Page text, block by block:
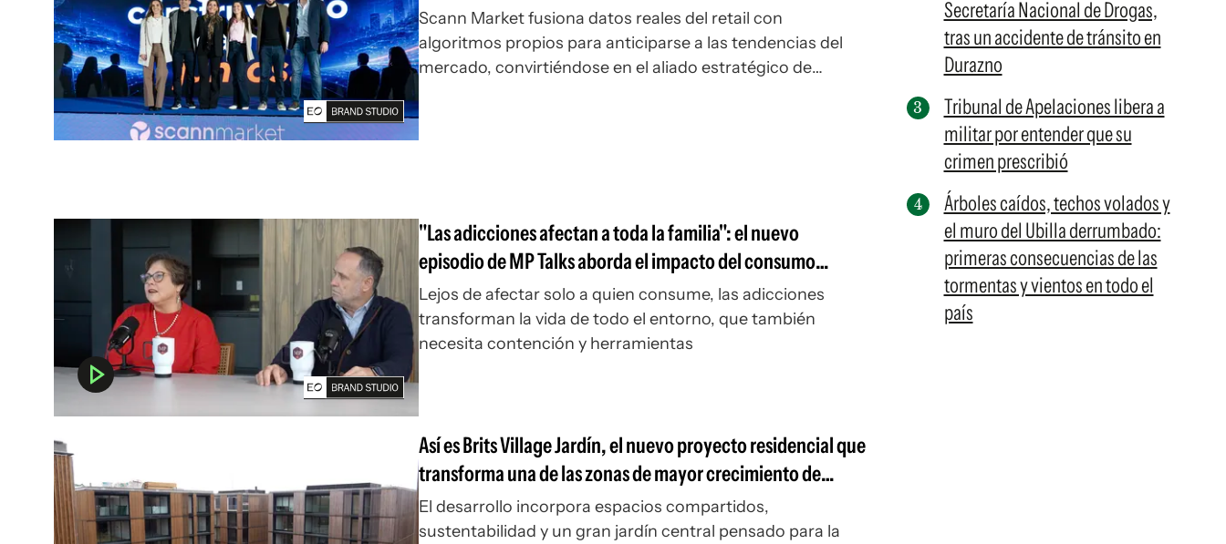
negocio
Scann Market fusiona datos reales del retail con
algoritmos propios para anticiparse a las tendencias del
mercado, convirtiéndose en el aliado estratégico de
"Las adicciones afectan a toda la familia": el nuevo
episodio de MP Talks aborda el impacto del consumo
problemático en el entorno cercano
Lejos de afectar solo a quien consume, las adicciones
transforman la vida de todo el entorno, que también
necesita contención y herramientas
Así es Brits Village Jardín, el nuevo proyecto residencial que
transforma una de las zonas de mayor crecimiento de
Montevideo
El desarrollo incorpora espacios compartidos,
sustentabilidad y un gran jardín central pensado para la
Secretaría Nacional de Drogas,
tras un accidente de tránsito en
Durazno
Tribunal de Apelaciones libera a
militar por entender que su
crimen prescribió
Árboles caídos, techos volados y
el muro del Ubilla derrumbado:
primeras consecuencias de las
tormentas y vientos en todo el
país